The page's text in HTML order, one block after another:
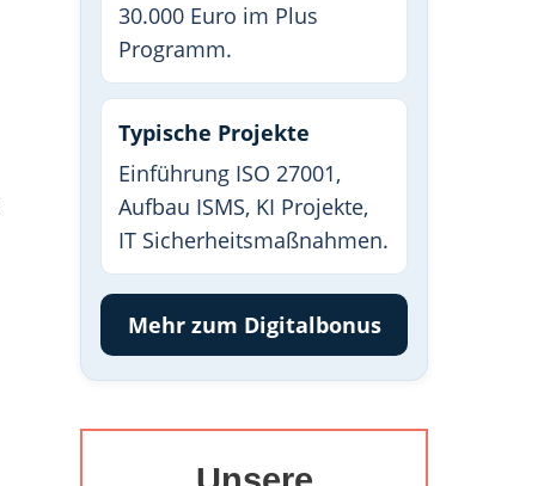
30.000 Euro im Plus
Programm.
Typische Projekte
Einführung ISO 27001,
Aufbau ISMS, KI Projekte,
IT Sicherheitsmaßnahmen.
Mehr zum Digitalbonus